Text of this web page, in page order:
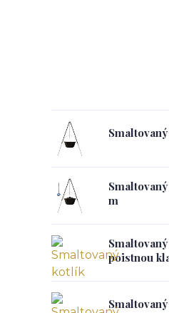
m
poistnou